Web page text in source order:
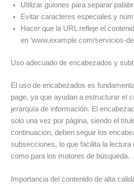
Utilizar guiones para separar
Evitar caracteres especiales y
Hacer que la URL refleje el
en ‘www.example.com/servicios-
Uso adecuado de encabezados y
El uso de encabezados es
page, ya que ayudan a estructurar el
jerarquía de información. El
solo una vez por página, siendo el
continuación, deben seguir los
subsecciones, lo que facilita la lectura
como para los motores de búsqueda.
Importancia del contenido de alta